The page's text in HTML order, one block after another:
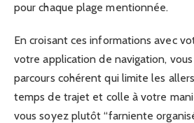
pour chaque plage mentionnée.
En croisant ces informations avec
votre application de navigation,
parcours cohérent qui limite les
temps de trajet et colle à votre
vous soyez plutôt “farniente